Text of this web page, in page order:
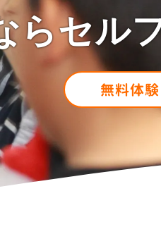
らセル
無料体